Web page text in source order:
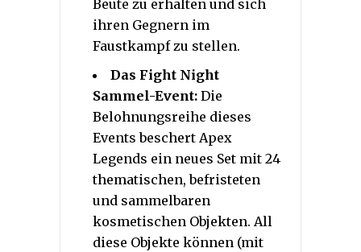
Beute zu erhalten und sich
ihren Gegnern im
Faustkampf zu stellen.
Das Fight Night
Sammel-Event: Die
Belohnungsreihe dieses
Events beschert Apex
Legends ein neues Set mit 24
thematischen, befristeten
und sammelbaren
kosmetischen Objekten. All
diese Objekte können (mit